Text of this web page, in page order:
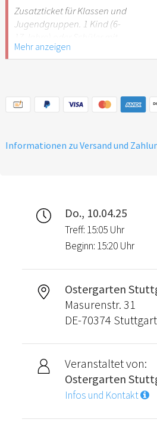
Stuttgart nicht
empfehlenswert.
Zusatzticket für Klassen und
Jugendgruppen. 1 Kind (6-
Schülerausweis.
Stuttgart nicht
empfehlenswert.
Mehr anzeigen
Informationen zu Versand und
Do., 10.04.25
Treff: 15:05 Uhr
Beginn: 15:20 Uhr
Ostergarten
Masurenstr. 31
DE-70374 Stuttgart
Veranstaltet von:
Ostergarten
Infos und Kontakt